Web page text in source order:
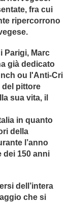
fra cui
ripercorrono
Parigi, Marc
già dedicato
ou l'Anti-Cri
del pittore
sua vita, il
in quanto
della
l’anno
dei 150 anni
dell’intera
che si